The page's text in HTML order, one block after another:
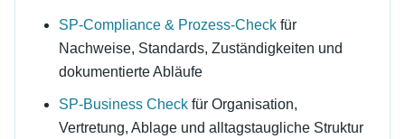
SP-Compliance & Prozess-Check für
Nachweise, Standards, Zuständigkeiten und
dokumentierte Abläufe
SP-Business Check für Organisation,
Vertretung, Ablage und alltagstaugliche Struktur